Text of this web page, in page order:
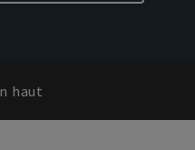
haut